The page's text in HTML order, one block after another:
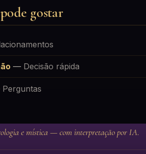
gostar
— Decisão rápida
Perguntas
e mística — com interpretação por IA.